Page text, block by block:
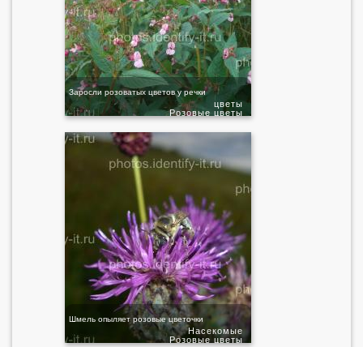
Заросли розоватых цветов у речки
Розовые цветы
цветы
Шмель опыляет розовые цветочки
Розовые цветы
Насекомые